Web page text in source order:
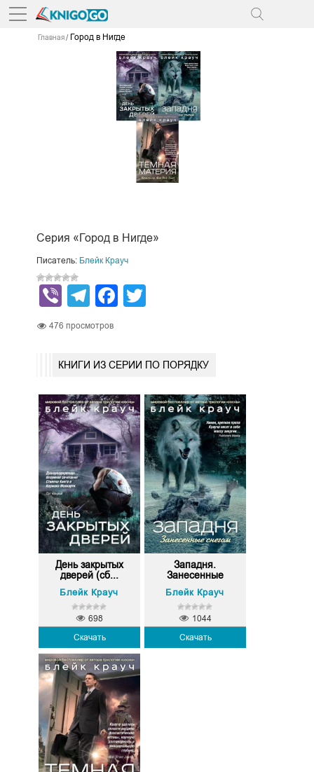
Главная Город в Нигде
Серия «Город в Нигде»
Писатель: Блейк Крауч
ViberTelegram
Facebook
476 просмотров
КНИГИ ИЗ СЕРИИ ПО ПОРЯДКУ
День закрытых
дверей (сб...
Блейк Крауч
Скачать
698
Западня.
Занесенные
Блейк Крауч
Скачать
1044